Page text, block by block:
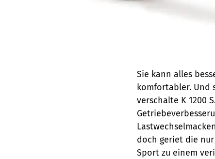
Sie kann alles
komfortabler. Und
verschalte K 1200
doch geriet die nur
Sport zu einem